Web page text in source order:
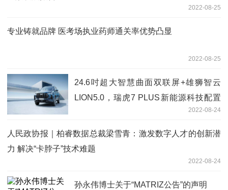
2022-08-25
专业铸就品牌 医考场执业药师通关率优势凸显
2022-08-25
24.6吋超大智慧曲面双联屏+雄狮智云
LION5.0，瑞虎7 PLUS新能源科技配置
2022-08-24
人民政协报｜柏睿数据总裁梁雪青：激发数字人才的创新潜
力 解决“卡脖子”技术难题
2022-08-24
孙永伟博士关于“MATRIZ公告”的声明